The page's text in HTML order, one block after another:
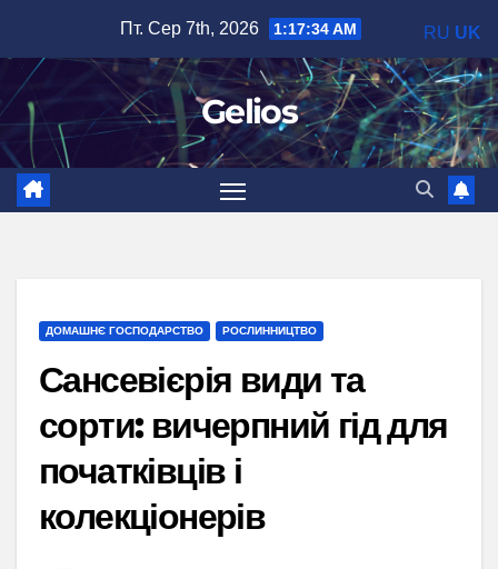
вмісту
Пт. Сер 7th, 2026 1:17:35 AM
Gelios
ДОМАШНЄ ГОСПОДАРСТВО РОСЛИННИЦТВО
Сансевієрія види та
сорти: вичерпний гід для
початківців і
колекціонерів
RU UK